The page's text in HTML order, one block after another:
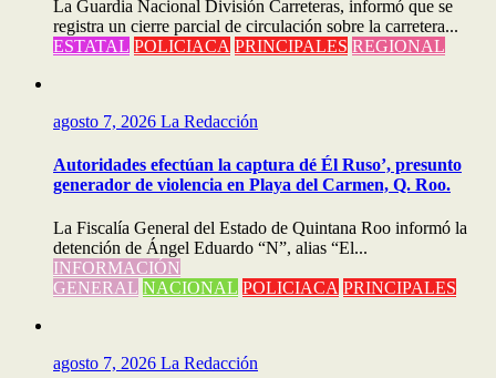
La Guardia Nacional División Carreteras, informó que se
registra un cierre parcial de circulación sobre la carretera...
ESTATAL POLICIACA PRINCIPALES REGIONAL
agosto 7, 2026 La Redacción
Autoridades efectúan la captura dé Él Ruso’, presunto
generador de violencia en Playa del Carmen, Q. Roo.
La Fiscalía General del Estado de Quintana Roo informó la
detención de Ángel Eduardo “N”, alias “El...
INFORMACIÓN
GENERAL NACIONAL POLICIACA PRINCIPALES
agosto 7, 2026 La Redacción